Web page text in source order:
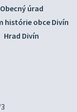
Obecný úrad
histórie obce Divín
Hrad Divín